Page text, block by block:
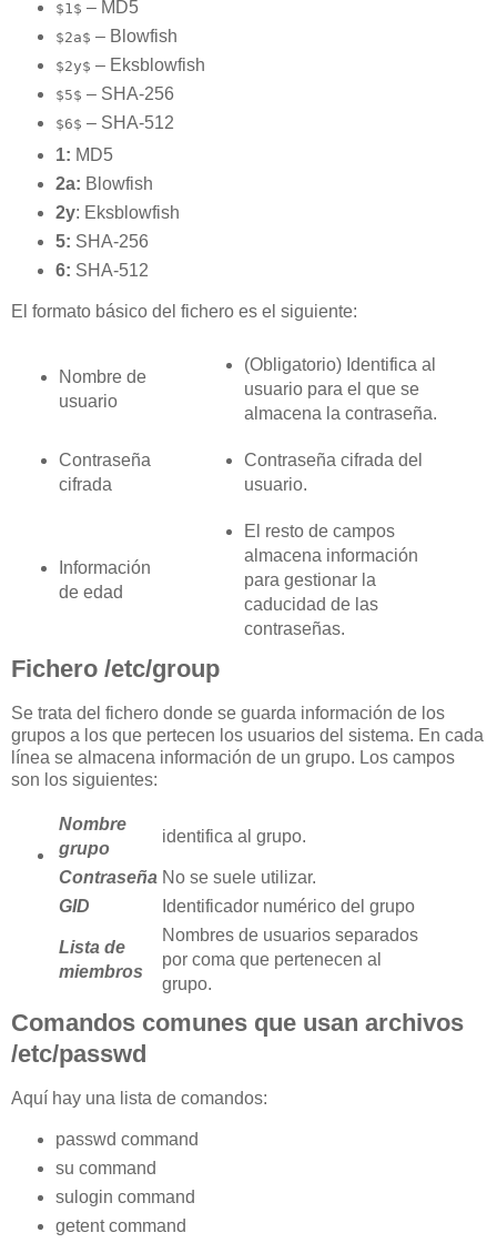
$1$ – MD5
$2a$ – Blowfish
$2y$ – Eksblowfish
$5$ – SHA-256
$6$ – SHA-512
1: MD5
2a: Blowfish
2y: Eksblowfish
5: SHA-256
6: SHA-512
El formato básico del fichero es el siguiente:
Nombre de
usuario
(Obligatorio) Identifica al
usuario para el que se
almacena la contraseña.
Contraseña
cifrada
Contraseña cifrada del
usuario.
Información
de edad
El resto de campos
almacena información
para gestionar la
caducidad de las
contraseñas.
Fichero /etc/group
Se trata del fichero donde se guarda información de los
grupos a los que pertecen los usuarios del sistema. En cada
línea se almacena información de un grupo. Los campos
son los siguientes:
Nombre
grupo
identifica al grupo.
Contraseña No se suele utilizar.
GID
Identificador numérico del grupo
Lista de
miembros
Nombres de usuarios separados
por coma que pertenecen al
grupo.
Comandos comunes que usan archivos
/etc/passwd
Aquí hay una lista de comandos:
passwd command
su command
sulogin command
getent command